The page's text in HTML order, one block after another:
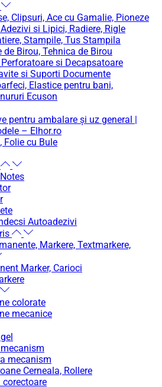
Clipsuri, Ace cu Gamalie, Pioneze
si Lipici, Radiere, Rigle
Stampile, Tus Stampila
de Birou, Tehnica de Birou
si Decapsatoare
si Suporti Documente
Elastice pentru bani,
Ecuson
pentru ambalare și uz general |
– Elhor.ro
Folie cu Bule
Autoadezivi
Markere, Textmarkere,
Marker, Carioci
colorate
mecanice
mecanism
Cerneala, Rollere
corectoare